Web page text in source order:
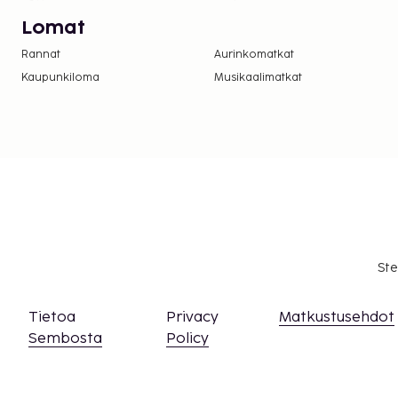
olevien tietojen avulla.
Lomat
Rannat Aurinkomatkat
Kaupunkiloma
Musikaalimatkat
Tietoa
Sembosta
Privacy
Policy
Matkustusehdot